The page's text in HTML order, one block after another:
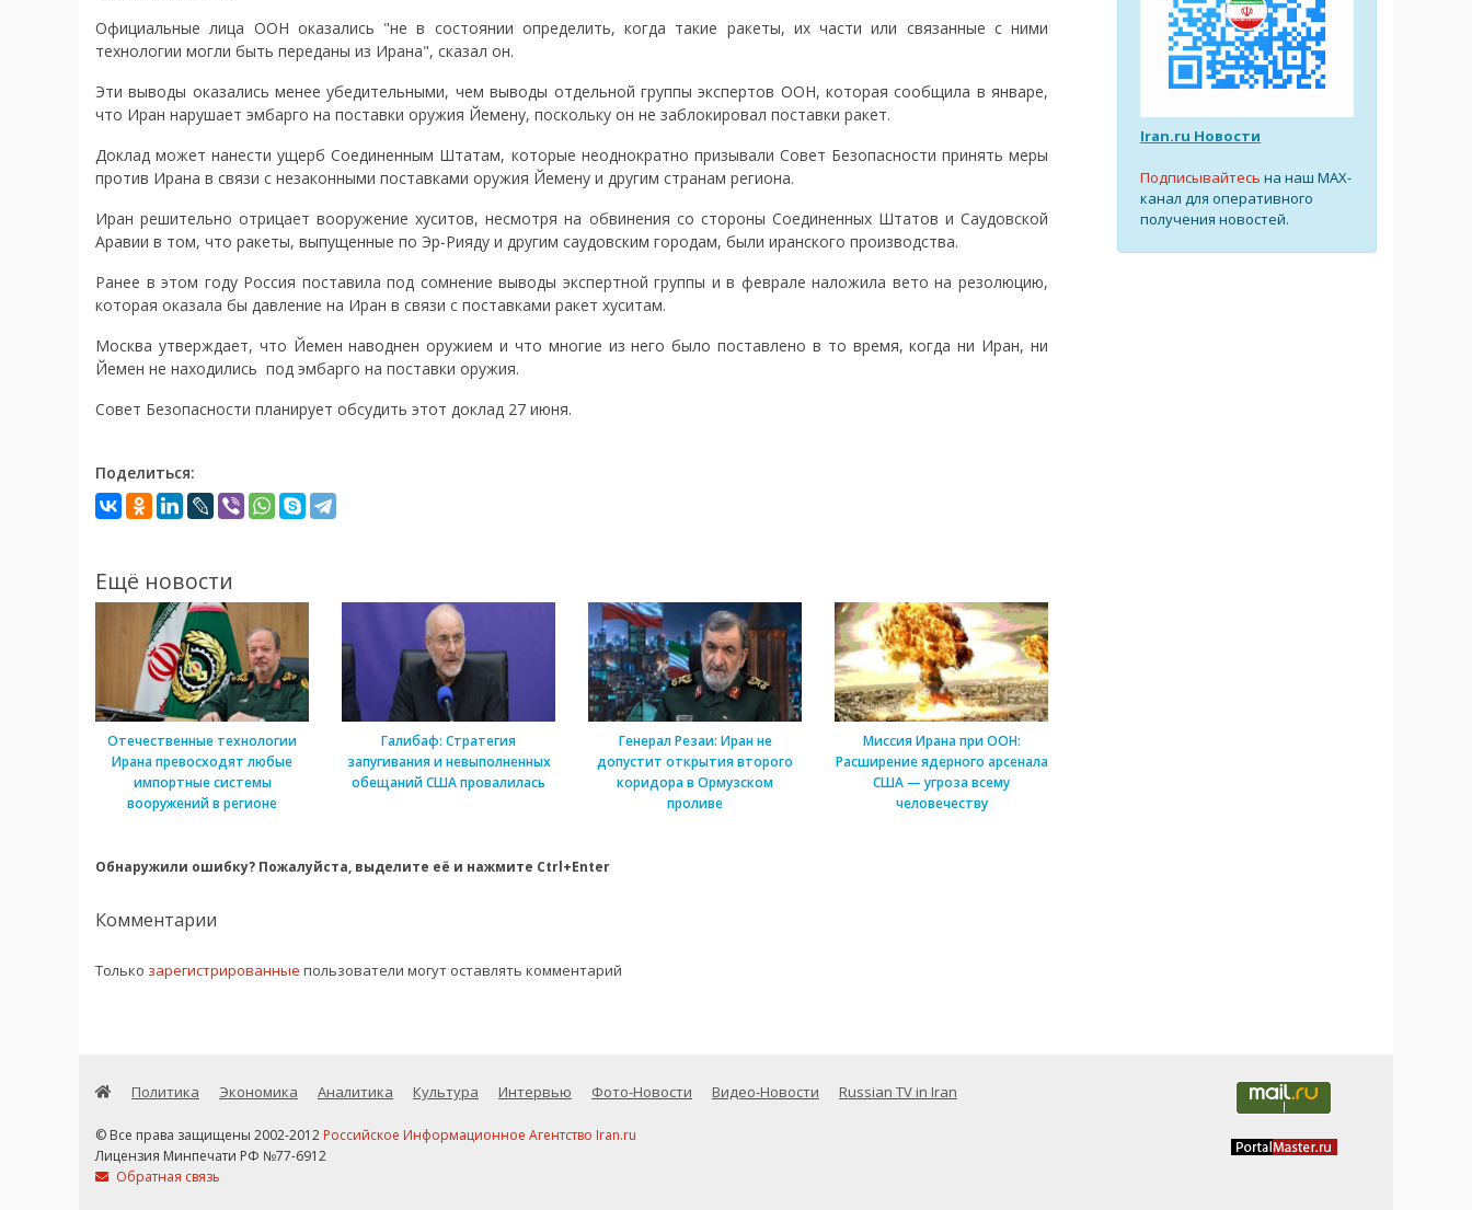
Официальные лица ООН оказались "не в состоянии определить, когда такие ракеты, их части или связанные с ними
технологии могли быть переданы из Ирана", сказал он.
Эти выводы оказались менее убедительными, чем выводы отдельной группы экспертов ООН, которая сообщила в январе,
что Иран нарушает эмбарго на поставки оружия Йемену, поскольку он не заблокировал поставки ракет.
Доклад может нанести ущерб Соединенным Штатам, которые неоднократно призывали Совет Безопасности принять меры
против Ирана в связи с незаконными поставками оружия Йемену и другим странам региона.
Иран решительно отрицает вооружение хуситов, несмотря на обвинения со стороны Соединенных Штатов и Саудовской
Аравии в том, что ракеты, выпущенные по Эр-Рияду и другим саудовским городам, были иранского производства.
Ранее в этом году Россия поставила под сомнение выводы экспертной группы и в феврале наложила вето на резолюцию,
которая оказала бы давление на Иран в связи с поставками ракет хуситам.
Москва утверждает, что Йемен наводнен оружием и что многие из него было поставлено в то время, когда ни Иран, ни
Йемен не находились под эмбарго на поставки оружия.
Совет Безопасности планирует обсудить этот доклад 27 июня.
Поделиться:
Ещё новости
Отечественные технологии
Ирана превосходят любые
импортные системы
вооружений в регионе
Галибаф: Стратегия
запугивания и невыполненных
обещаний США провалилась
Генерал Резаи: Иран не
допустит открытия второго
коридора в Ормузском
проливе
Миссия Ирана при ООН:
Расширение ядерного арсенала
США — угроза всему
человечеству
Обнаружили ошибку? Пожалуйста, выделите её и нажмите Ctrl+Enter
Комментарии
Только зарегистрированные пользователи могут оставлять комментарий
Iran.ru Новости
Подписывайтесь на наш MAX-
канал для оперативного
получения новостей.
Политика Экономика Аналитика Культура Интервью Фото-Новости Видео-Новости Russian TV in Iran
© Все права защищены 2002-2012 Российское Информационное Агентство Iran.ru
Лицензия Минпечати РФ №77-6912
Обратная связь